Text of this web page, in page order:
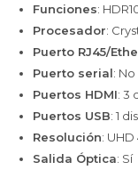
Funciones:
Procesador:
Puerto RJ45/
Puerto serial:
Puertos HDMI: 3
Puertos USB: 1
Resolución: UHD
Salida Óptica: Sí